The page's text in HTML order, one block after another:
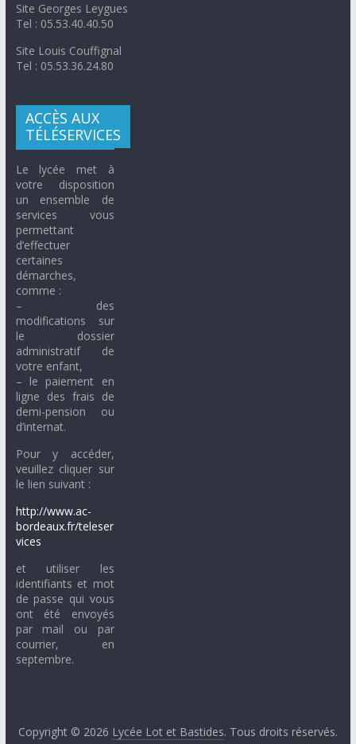
Site Georges Leygues
Tel : 05.53.40.40.50
Site Louis Couffignal
Tel : 05.53.36.24.80
ACCÈS AUX
TÉLÉSERVICES
Le lycée met à
votre disposition
un ensemble de
services vous
permettant
d’effectuer
certaines
démarches,
comme :
– des
modifications sur
le dossier
administratif de
votre enfant,
– le paiement en
ligne des frais de
demi-pension ou
d’internat.
Pour y accéder,
veuillez cliquer sur
le lien suivant :
http://www.ac-
bordeaux.fr/teleser
vices
et utiliser les
identifiants et mot
de passe qui vous
ont été envoyés
par mail ou par
courrier, en
septembre.
Copyright © 2026 Lycée Lot et Bastides. Tous droits réservés.